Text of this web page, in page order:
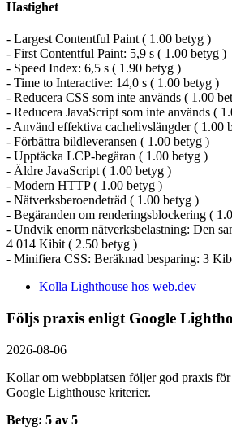
Hastighet
- Largest Contentful Paint ( 1.00 betyg )
- First Contentful Paint: 5,9 s ( 1.00 betyg )
- Speed Index: 6,5 s ( 1.90 betyg )
- Time to Interactive: 14,0 s ( 1.00 betyg )
- Reducera CSS som inte används ( 1.00
- Reducera JavaScript som inte används (
- Använd effektiva cachelivslängder ( 1.00
- Förbättra bildleveransen ( 1.00 betyg )
- Upptäcka LCP-begäran ( 1.00 betyg )
- Äldre JavaScript ( 1.00 betyg )
- Modern HTTP ( 1.00 betyg )
- Nätverksberoendeträd ( 1.00 betyg )
- Begäranden om renderingsblockering (
- Undvik enorm nätverksbelastning: Den
4 014 Kibit ( 2.50 betyg )
- Minifiera CSS: Beräknad besparing: 3
Kolla Lighthouse hos web.dev
Följs praxis enligt Google
2026-08-06
Kollar om webbplatsen följer god praxis
Google Lighthouse kriterier.
Betyg: 5 av 5